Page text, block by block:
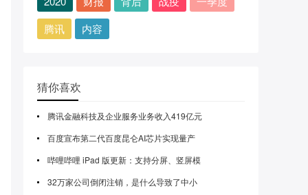
腾讯
内容
猜你喜欢
腾讯金融科技及企业服务业务收入419亿元
百度宣布第二代百度昆仑AI芯片实现量产
哔哩哔哩 iPad 版更新：支持分屏、竖屏模
32万家公司倒闭注销，是什么导致了中小